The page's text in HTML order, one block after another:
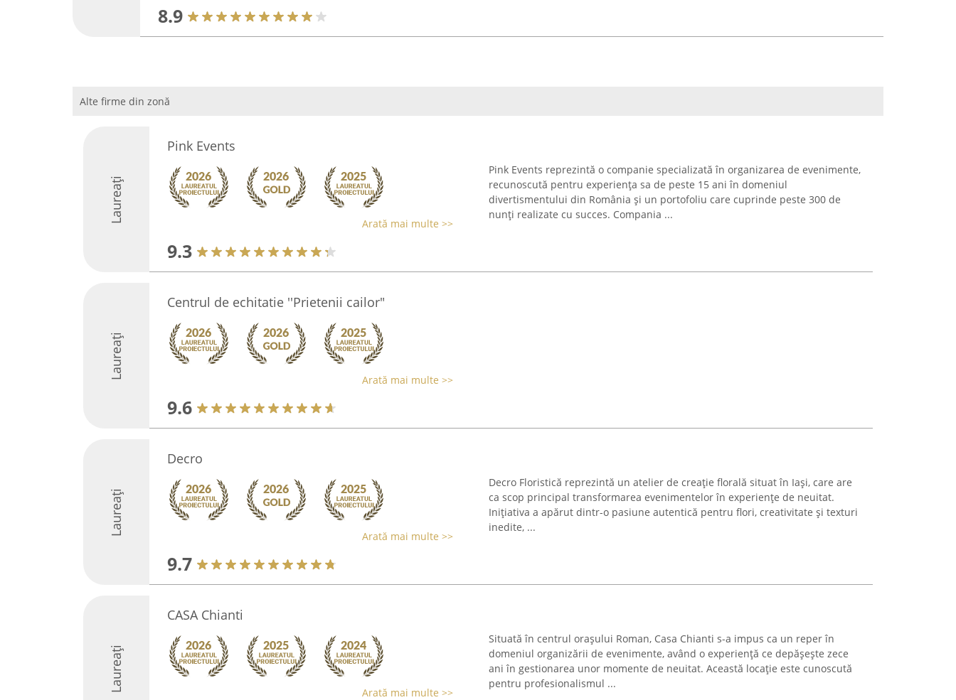
8.9
Alte firme din zonă
Laureați
Pink Events
Arată mai multe >>
9.3
Pink Events reprezintă o companie specializată în organizarea de evenimente,
recunoscută pentru experiența sa de peste 15 ani în domeniul
divertismentului din România și un portofoliu care cuprinde peste 300 de
nunți realizate cu succes. Compania ...
Laureați
Centrul de echitatie ''Prietenii cailor"
Arată mai multe >>
9.6
Laureați
Decro
Arată mai multe >>
9.7
Decro Floristică reprezintă un atelier de creație florală situat în Iași, care are
ca scop principal transformarea evenimentelor în experiențe de neuitat.
Inițiativa a apărut dintr-o pasiune autentică pentru flori, creativitate și texturi
inedite, ...
Laureați
CASA Chianti
Arată mai multe >>
Situată în centrul orașului Roman, Casa Chianti s-a impus ca un reper în
domeniul organizării de evenimente, având o experiență ce depășește zece
ani în gestionarea unor momente de neuitat. Această locație este cunoscută
pentru profesionalismul ...